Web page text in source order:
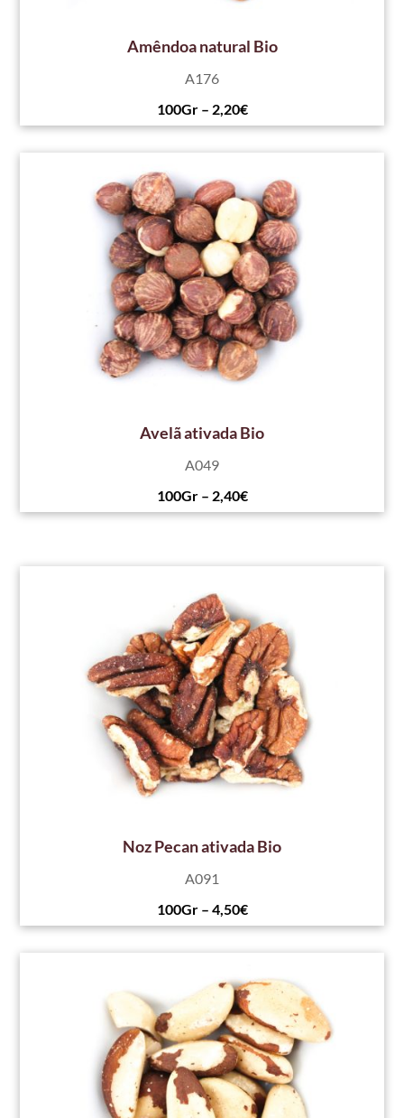
Amêndoa natural Bio
A176
100Gr – 2,20€
Avelã ativada Bio
A049
100Gr – 2,40€
Noz Pecan ativada Bio
A091
100Gr – 4,50€